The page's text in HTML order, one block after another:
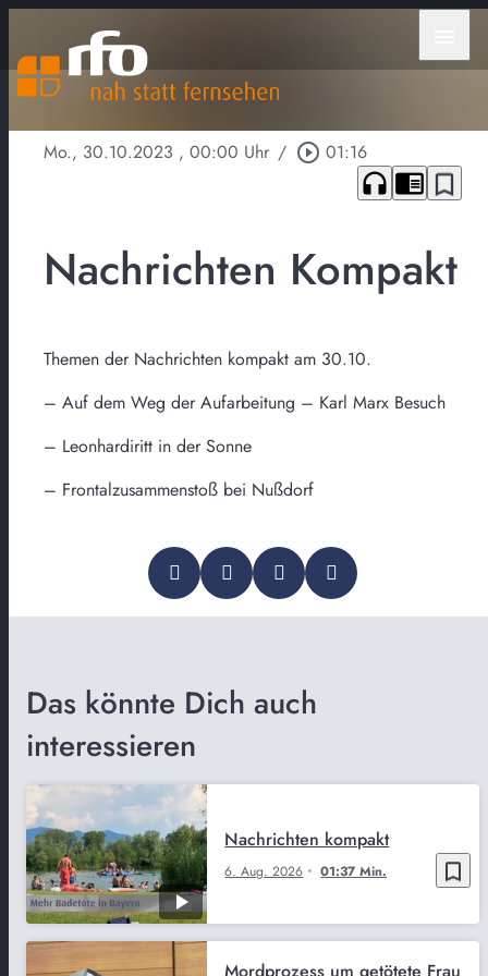
Mo., 30.10.2023 , 00:00 Uhr / play_circle_outline 01:16
headphones chrome_reader_mode bookmark_border
Nachrichten Kompakt
Themen der Nachrichten kompakt am 30.10.
– Auf dem Weg der Aufarbeitung – Karl Marx Besuch
– Leonhardiritt in der Sonne
– Frontalzusammenstoß bei Nußdorf
Das könnte Dich auch
interessieren
bookmark_border
6. Aug. 2026 01:37 Min.
Nachrichten kompakt
Mordprozess um getötete Frau